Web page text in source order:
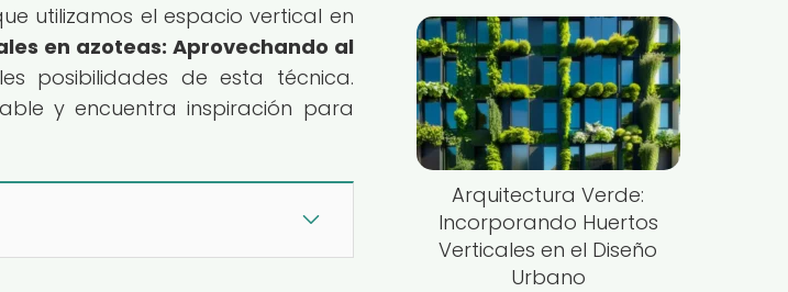
utilizamos el espacio vertical en
en azoteas: Aprovechando al
posibilidades de esta técnica.
y encuentra inspiración para
Arquitectura Verde:
Incorporando Huertos
Verticales en el Diseño
Urbano